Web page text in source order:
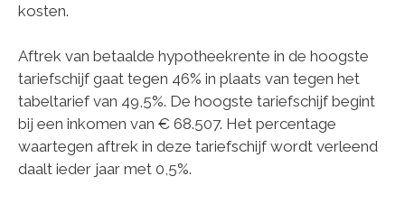
kosten.
Aftrek van betaalde hypotheekrente in de hoogste
tariefschijf gaat tegen 46% in plaats van tegen het
tabeltarief van 49,5%. De hoogste tariefschijf begint
bij een inkomen van € 68.507. Het percentage
waartegen aftrek in deze tariefschijf wordt verleend
daalt ieder jaar met 0,5%.